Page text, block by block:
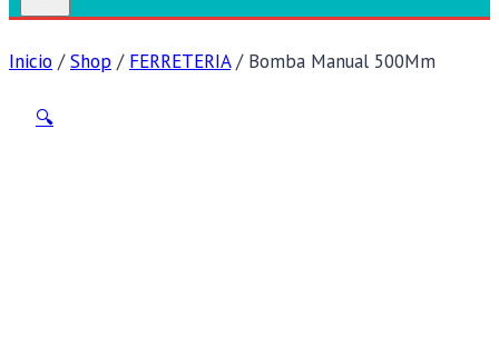
Inicio / Shop / FERRETERIA / Bomba Manual 500Mm
🔍